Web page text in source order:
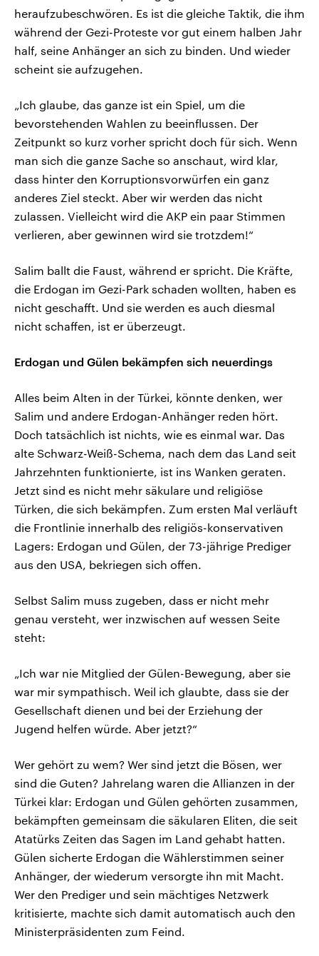
heraufzubeschwören. Es ist die gleiche Taktik, die ihm
während der Gezi-Proteste vor gut einem halben Jahr
half, seine Anhänger an sich zu binden. Und wieder
scheint sie aufzugehen.
„Ich glaube, das ganze ist ein Spiel, um die
bevorstehenden Wahlen zu beeinflussen. Der
Zeitpunkt so kurz vorher spricht doch für sich. Wenn
man sich die ganze Sache so anschaut, wird klar,
dass hinter den Korruptionsvorwürfen ein ganz
anderes Ziel steckt. Aber wir werden das nicht
zulassen. Vielleicht wird die AKP ein paar Stimmen
verlieren, aber gewinnen wird sie trotzdem!“
Salim ballt die Faust, während er spricht. Die Kräfte,
die Erdogan im Gezi-Park schaden wollten, haben es
nicht geschafft. Und sie werden es auch diesmal
nicht schaffen, ist er überzeugt.
Erdogan und Gülen bekämpfen sich neuerdings
Alles beim Alten in der Türkei, könnte denken, wer
Salim und andere Erdogan-Anhänger reden hört.
Doch tatsächlich ist nichts, wie es einmal war. Das
alte Schwarz-Weiß-Schema, nach dem das Land seit
Jahrzehnten funktionierte, ist ins Wanken geraten.
Jetzt sind es nicht mehr säkulare und religiöse
Türken, die sich bekämpfen. Zum ersten Mal verläuft
die Frontlinie innerhalb des religiös-konservativen
Lagers: Erdogan und Gülen, der 73-jährige Prediger
aus den USA, bekriegen sich offen.
Selbst Salim muss zugeben, dass er nicht mehr
genau versteht, wer inzwischen auf wessen Seite
steht:
„Ich war nie Mitglied der Gülen-Bewegung, aber sie
war mir sympathisch. Weil ich glaubte, dass sie der
Gesellschaft dienen und bei der Erziehung der
Jugend helfen würde. Aber jetzt?“
Wer gehört zu wem? Wer sind jetzt die Bösen, wer
sind die Guten? Jahrelang waren die Allianzen in der
Türkei klar: Erdogan und Gülen gehörten zusammen,
bekämpften gemeinsam die säkularen Eliten, die seit
Atatürks Zeiten das Sagen im Land gehabt hatten.
Gülen sicherte Erdogan die Wählerstimmen seiner
Anhänger, der wiederum versorgte ihn mit Macht.
Wer den Prediger und sein mächtiges Netzwerk
kritisierte, machte sich damit automatisch auch den
Ministerpräsidenten zum Feind.